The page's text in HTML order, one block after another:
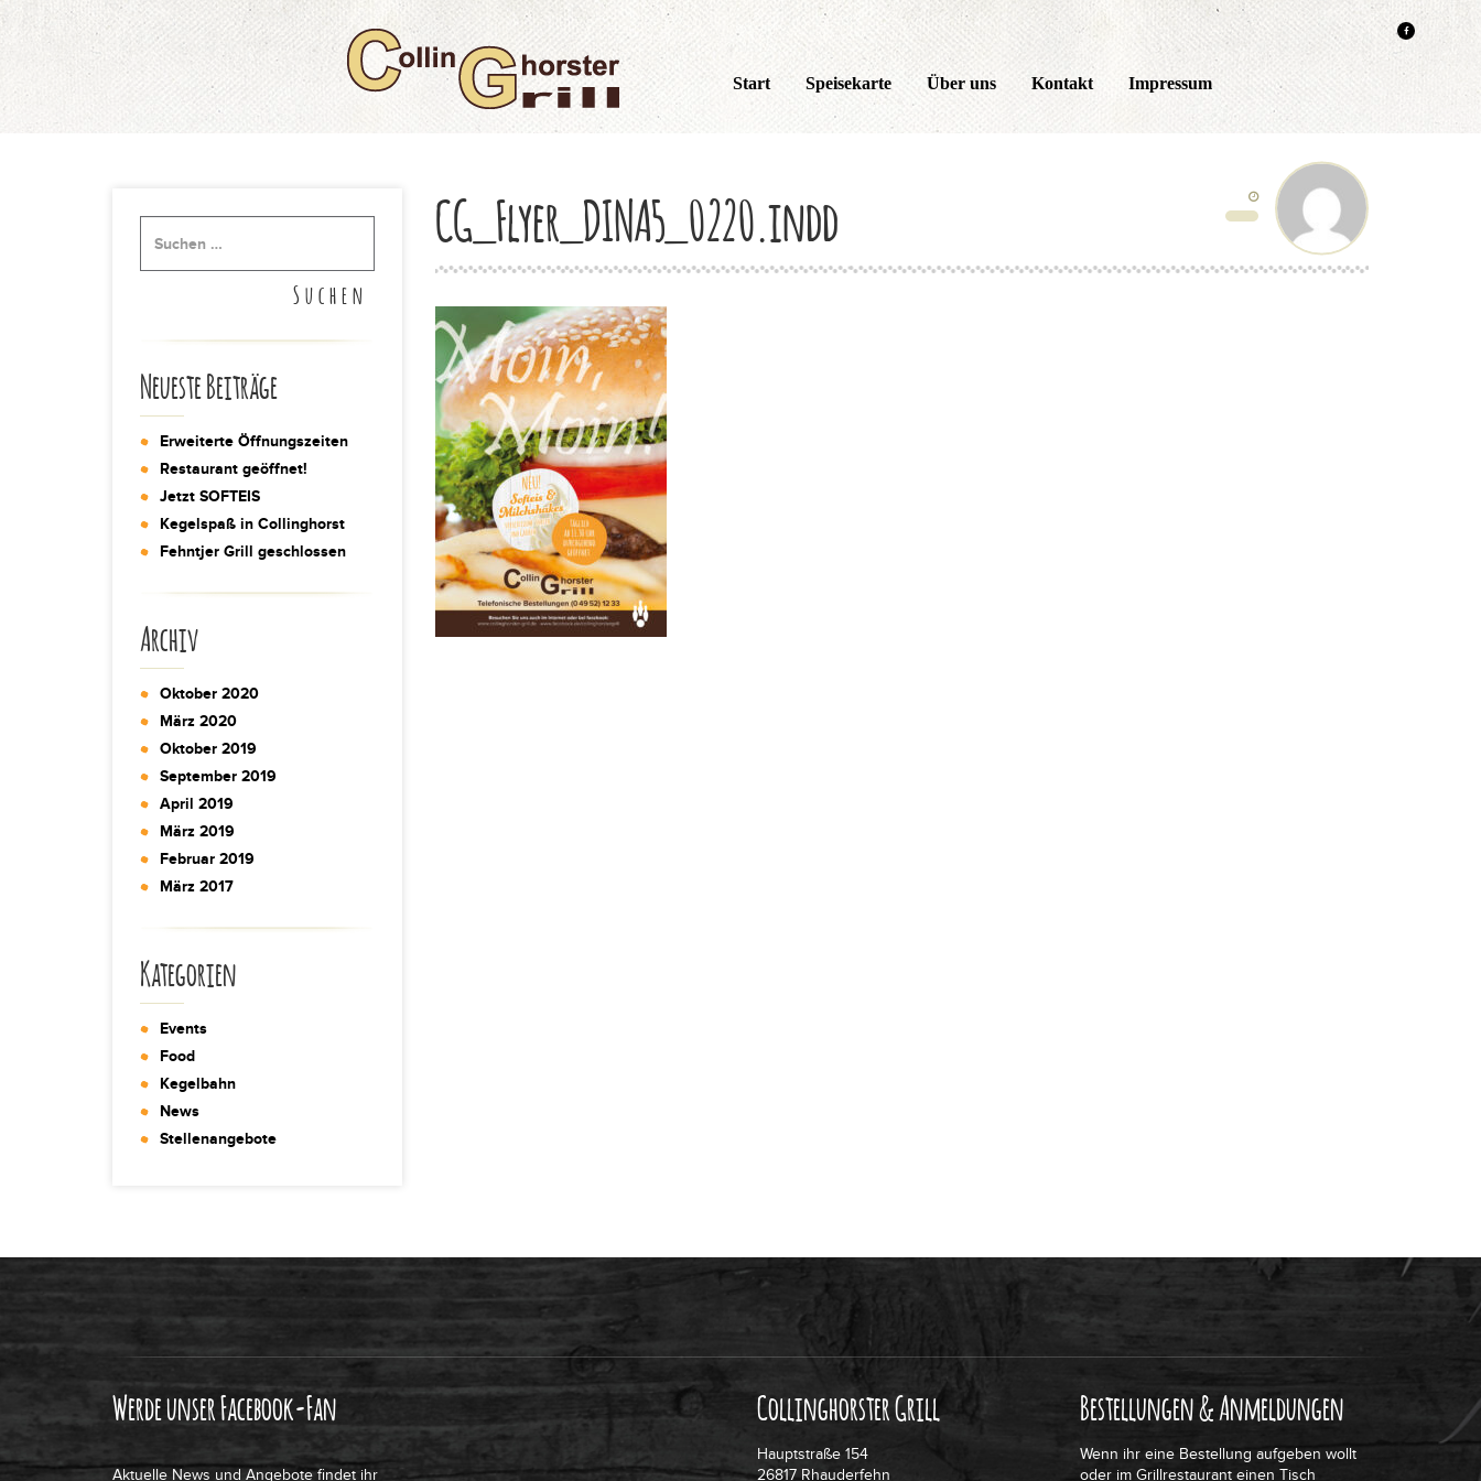
Start
Start Speisekarte Über uns Kontakt Impressum
Neueste Beiträge
Erweiterte Öffnungszeiten
Restaurant geöffnet!
Jetzt SOFTEIS
Kegelspaß in Collinghorst
Fehntjer Grill geschlossen
Archiv
Oktober 2020
März 2020
Oktober 2019
September 2019
April 2019
März 2019
Februar 2019
März 2017
Kategorien
Events
Food
Kegelbahn
News
Stellenangebote
CG_Flyer_DINA5_0220.indd
Werde unser Facebook-Fan
Aktuelle News und Angebote findet ihr
Collinghorster Grill
Hauptstraße 154
26817 Rhauderfehn
Bestellungen & Anmeldungen
Wenn ihr eine Bestellung aufgeben wollt
oder im Grillrestaurant einen Tisch